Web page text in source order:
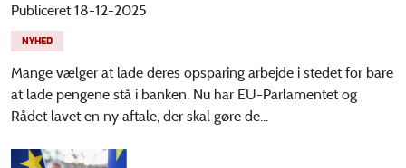
Publiceret 18-12-2025
NYHED
Mange vælger at lade deres opsparing arbejde i stedet for bare
at lade pengene stå i banken. Nu har EU-Parlamentet og
Rådet lavet en ny aftale, der skal gøre de...